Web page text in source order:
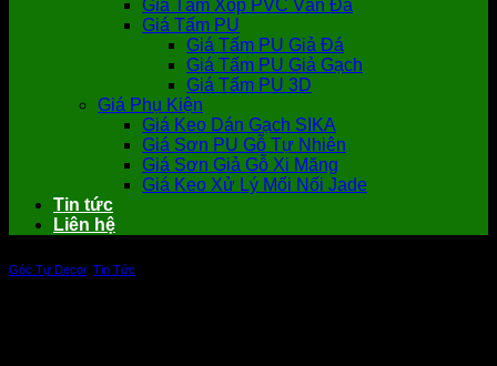
Giá Tấm Xốp PVC Vân Đá
Giá Tấm PU
Giá Tấm PU Giả Đá
Giá Tấm PU Giả Gạch
Giá Tấm PU 3D
Giá Phụ Kiện
Giá Keo Dán Gạch SIKA
Giá Sơn PU Gỗ Tự Nhiên
Giá Sơn Giả Gỗ Xi Măng
Giá Keo Xử Lý Mối Nối Jade
Tin tức
Liên hệ
Góc Tự Decor, Tin Tức